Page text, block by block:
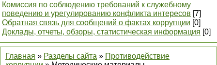
Комиссия по соблюдению требований к служебному
поведению и урегулированию конфликта интересов [7]
Обратная связь для сообщений о фактах коррупции [0]
Доклады, отчеты, обзоры, статистическая информация [0]
Главная » Разделы сайта » Противодействие